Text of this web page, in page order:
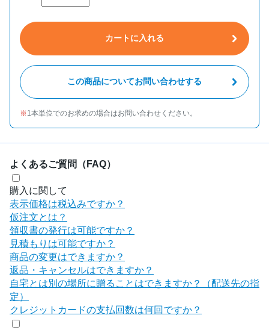
カートに入れる
この商品についてお問い合わせする
1本単位でのお求めの場合はお問い合わせください。
よくあるご質問（FAQ）
購入に関して
表示価格は税込みですか？
仮注文とは？
領収書の発行は可能ですか？
見積もりは可能ですか？
商品の変更はできますか？
返品・キャンセルはできますか？
自宅とは別の場所に贈ることはできますか？（配送先の指
定）
クレジットカードの支払回数は何回ですか？